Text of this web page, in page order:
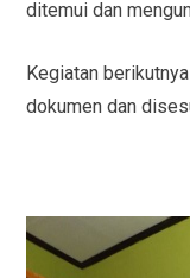
ditemui dan
Kegiatan
dokumen dan